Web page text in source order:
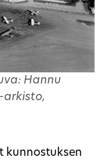
Hannu
arkisto,
kunnostuksen